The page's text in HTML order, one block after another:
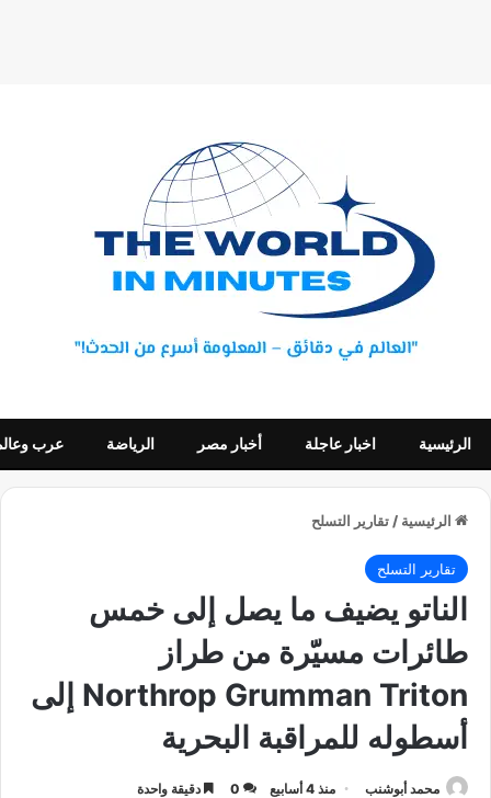
الرئيسية اخبار عاجلة أخبار مصر الرياضة عرب
الرئيسية / تقارير التسلح
تقارير التسلح
الناتو يضيف ما يصل إلى خمس
طائرات مسيّرة من طراز
Northrop Grumman Triton إلى
أسطوله للمراقبة البحرية
محمد أبوشنب منذ 4 أسابيع 0 دقيقة واحدة